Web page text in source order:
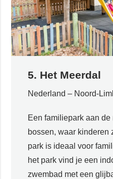
5. Het Meerdal
Nederland – Noord-
Een familiepark aan
bossen, waar kinderen
park is ideaal voor
het park vind je een
zwembad met een